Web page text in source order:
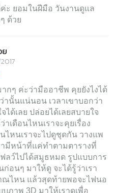
ะ ยอมในฝีมือ วันงานดูแล
ด้วย
กๆ ค่ะว่ามืออาชีพ คุยยังไงได้
านั้นแน่นอน เวลาเขาบอกว่า
ได้เลย ปล่อยได้เลยสบายใจ
าเดือนไหนเราจะคุยเรื่อง
ไหนเราจะไปดูชุดกัน วางแพ
ามีหน้าที่แค่ทำตามตารางที่
ฟลว์ไปได้สมูธหมด รูปแบบการ
ก่อนๆ มาให้ดู จะได้รู้ว่าเรา
ณไหน แล้วสุดท้ายพอจะไฟนอ
ภาพ 3D มาให้เราดูเพื่อ